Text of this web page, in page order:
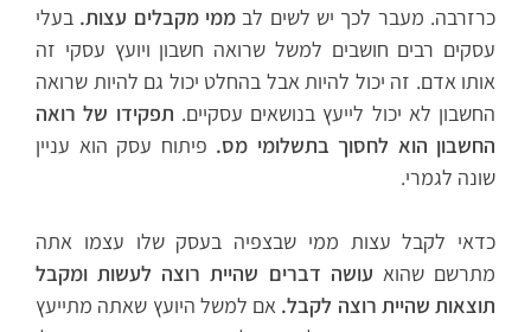
כרזרבה. מעבר לכך יש לשים לב ממי מקבלים עצות. בעלי
עסקים רבים חושבים למשל שרואה חשבון ויועץ עסקי זה
אותו אדם. זה יכול להיות אבל בהחלט יכול גם להיות שרואה
החשבון לא יכול לייעץ בנושאים עסקיים. תפקידו של רואה
החשבון הוא לחסוך בתשלומי מס. פיתוח עסק הוא עניין
שונה לגמרי.
כדאי לקבל עצות ממי שבצפיה בעסק שלו עצמו אתה
מתרשם שהוא עושה דברים שהיית רוצה לעשות ומקבל
תוצאות שהיית רוצה לקבל. אם למשל היועץ שאתה מתייעץ